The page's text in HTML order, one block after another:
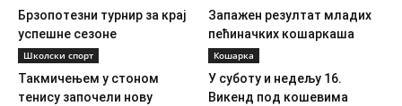
Брзопотезни турнир за крај
успешне сезоне
Запажен резултат младих
пећиначких кошаркаша
Школски спорт
Такмичењем у стоном
тенису започели нову
Кошарка
У суботу и недељу 16.
Викенд под кошевима